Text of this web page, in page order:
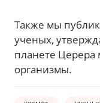
Также мы
ученых,
планете Церера
организмы.